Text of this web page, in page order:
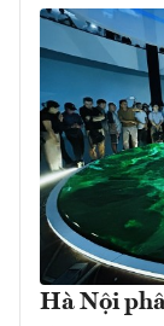
Hà Nội